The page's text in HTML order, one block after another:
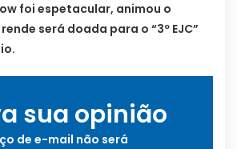
foi espetacular, animou o
será doada para o “3º EJC”
sua opinião
de e-mail não será